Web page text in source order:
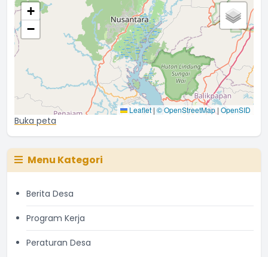
+
−
Leaflet | © OpenStreetMap| OpenSID
Buka peta
Menu Kategori
Berita Desa
Program Kerja
Peraturan Desa